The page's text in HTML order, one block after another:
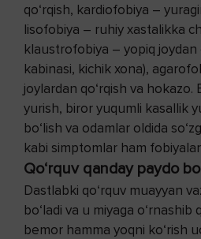
qo‘rqish, kardiofobiya –
lisofobiya – ruhiy xastalikka
klaustrofobiya – yopiq joydan
kabinasi, kichik xona),
joylardan qo‘rqish va hokazo.
yurish, biror yuqumli kasallik
bo‘lish va odamlar oldida
kabi simptomlar ham
Qo‘rquv qanday paydo
Dastlabki qo‘rquv muayyan
bo‘ladi va u miyaga o‘rnashib
bemor hamma yoqni ko‘rish